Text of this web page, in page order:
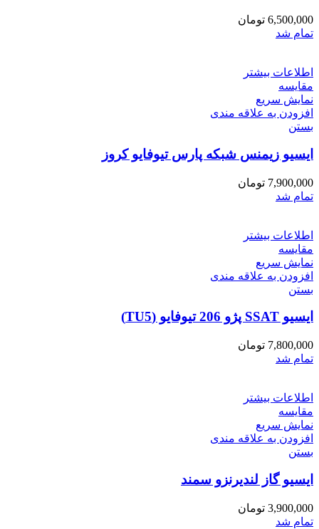
6,500,000 تومان
تمام شد
اطلاعات بیشتر
مقایسه
نمایش سریع
افزودن به علاقه مندی
بستن
ایسیو زیمنس شبکه پارس تیوفایو کروز
7,900,000 تومان
تمام شد
اطلاعات بیشتر
مقایسه
نمایش سریع
افزودن به علاقه مندی
بستن
ایسیو SSAT پژو 206 تیوفایو (TU5)
7,800,000 تومان
تمام شد
اطلاعات بیشتر
مقایسه
نمایش سریع
افزودن به علاقه مندی
بستن
ایسیو گاز لندیرنزو سمند
3,900,000 تومان
تمام شد